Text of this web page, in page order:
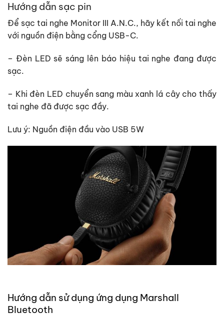
Hướng dẫn sạc pin
Để sạc tai nghe Monitor III A.N.C., hãy kết nối tai nghe
với nguồn điện bằng cổng USB-C.
– Đèn LED sẽ sáng lên báo hiệu tai nghe đang được
sạc.
– Khi đèn LED chuyển sang màu xanh lá cây cho thấy
tai nghe đã được sạc đầy.
Lưu ý: Nguồn điện đầu vào USB 5W
Hướng dẫn sử dụng ứng dụng Marshall
Bluetooth